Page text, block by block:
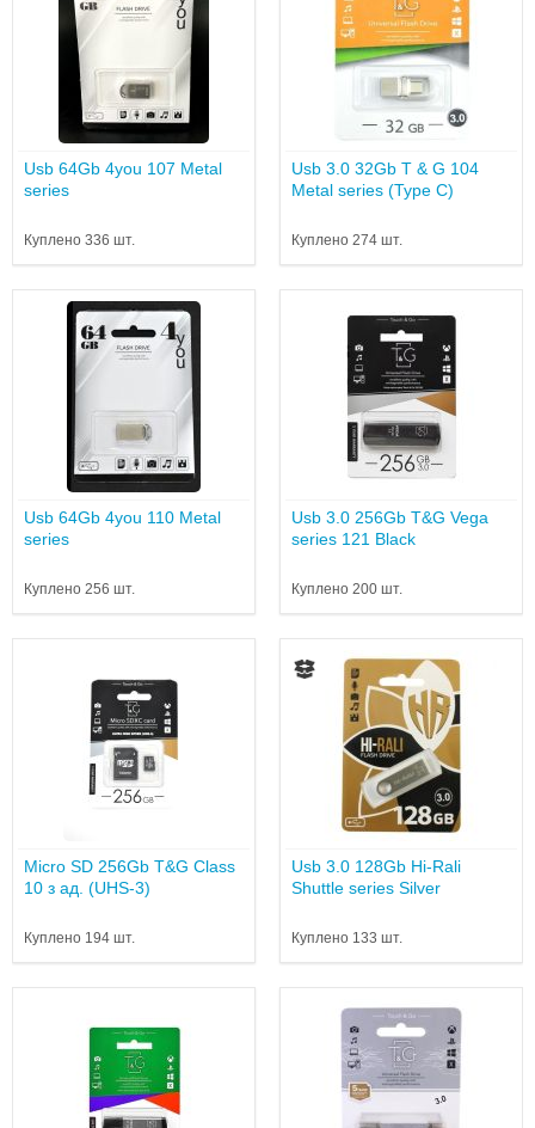
Usb 64Gb 4you 107 Metal
series
Куплено 336 шт.
Usb 3.0 32Gb T & G 104
Metal series (Type C)
Куплено 274 шт.
Usb 64Gb 4you 110 Metal
series
Куплено 256 шт.
Usb 3.0 256Gb T&G Vega
series 121 Black
Куплено 200 шт.
Micro SD 256Gb T&G Class
10 з ад. (UHS-3)
Куплено 194 шт.
Usb 3.0 128Gb Hi-Rali
Shuttle series Silver
Куплено 133 шт.